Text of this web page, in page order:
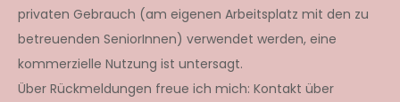
privaten Gebrauch (am eigenen Arbeitsplatz mit den zu
betreuenden SeniorInnen) verwendet werden, eine
kommerzielle Nutzung ist untersagt.
Über Rückmeldungen freue ich mich: Kontakt über